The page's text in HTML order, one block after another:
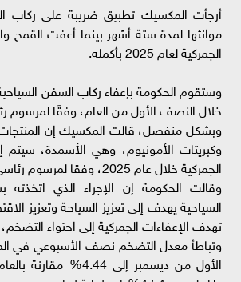
أرجأت المكسيك تطبيق ضريبة على ركاب
موانئها لمدة ستة أشهر بينما أعفت القمح
الجمركية لعام 2025 بأكمله.
وستقوم الحكومة بإعفاء ركاب السفن
خلال النصف الأول من العام، وفقًا لمرسوم
وبشكل منفصل، قالت المكسيك إن
وكبريتات الأمونيوم، وهي الأسمدة،
الجمركية خلال عام 2025، وفقا لمرسوم رئاسي آخر.
وقالت الحكومة إن الإجراء الذي
السياحية يهدف إلى تعزيز السياحة وتعزيز
تهدف الإعفاءات الجمركية إلى احتواء
وتباطأ معدل التضخم نصف الأسبوعي في
الأول من ديسمبر إلى